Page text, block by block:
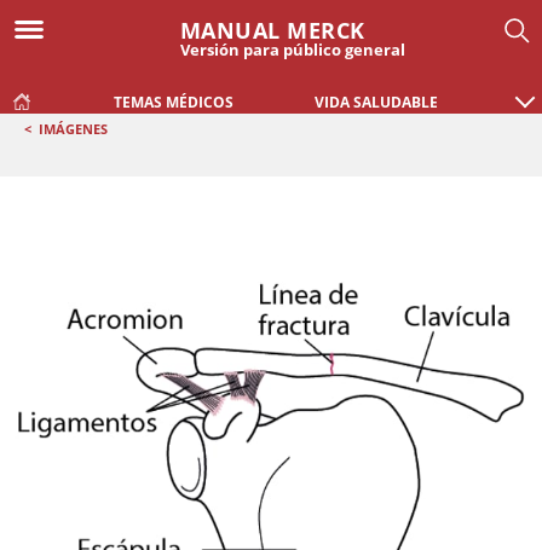
MANUAL MERCK
Versión para público general
TEMAS MÉDICOS VIDA SALUDABLE
< IMÁGENES